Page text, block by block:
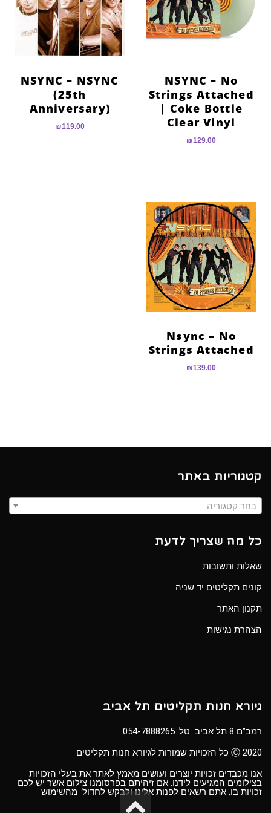
הוסף קו תחתון לקישורים
font_download סמן קישורים
האפשרויות
NSYNC – No
Strings Attached
| Coke Bottle
Clear Vinyl
₪129.00
NSYNC – NSYNC
(25th
Anniversary)
₪119.00
Nsync – No
Strings Attached
₪139.00
קטגוריות באתר
בחר קטגוריה
כל מה שצריך לדעת
שאלות ותשובות
קונים תקליטים יד שניה
תקנון האתר
הצהרת נגישות
גיורא חנות תקליטים תל אביב
רמב”ם 8 תל אביב טל:
054-7888265
Ⓒ 2020 כל הזכויות שמורות לגיורא חנות תקליטים
אנו מכבדים זכויות יוצרים ועושים מאמץ לאתר את בעלי הזכויות
בצילומים המגיעים לידנו. אם זיהיתם בפרסומנו צילום אשר יש לכם
זכויות בו, אתם רשאים לפנות אלינו ולבקש לחדול מהשימוש
גלילה